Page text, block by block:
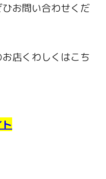
お問い合わせくだ
店くわしくはこち